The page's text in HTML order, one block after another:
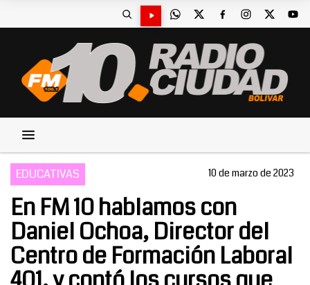
EDUCATIVAS 10 de marzo de 2023
En FM 10 hablamos con
Daniel Ochoa, Director del
Centro de Formación Laboral